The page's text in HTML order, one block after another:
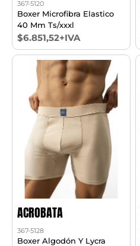
367-5120
Boxer Microfibra Elastico
40 Mm Ts/xxxl
$6.851,52+IVA
ACROBATA
367-5128
Boxer Algodón Y Lycra